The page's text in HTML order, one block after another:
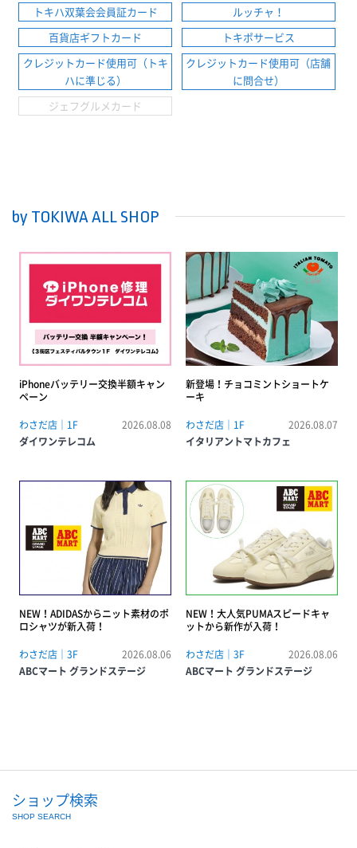
トキハ双葉会会員証カード
ルッチャ！
百貨店ギフトカード
トキポサービス
クレジットカード使用可（トキ
ハに準じる）
クレジットカード使用可（店舗
に問合せ）
ジェフグルメカード
by TOKIWA ALL SHOP
iPhoneバッテリー交換半額キャン
ペーン
わさだ店｜1F
2026.08.08
ダイワンテレコム
新登場！チョコミントショートケ
ーキ
わさだ店｜1F
2026.08.07
イタリアントマトカフェ
NEW！ADIDASからニット素材のポ
ロシャツが新入荷！
わさだ店｜3F
2026.08.06
ABCマート グランドステージ
NEW！大人気PUMAスピードキャ
ットから新作が入荷！
わさだ店｜3F
2026.08.06
ABCマート グランドステージ
ショップ検索
SHOP SEARCH